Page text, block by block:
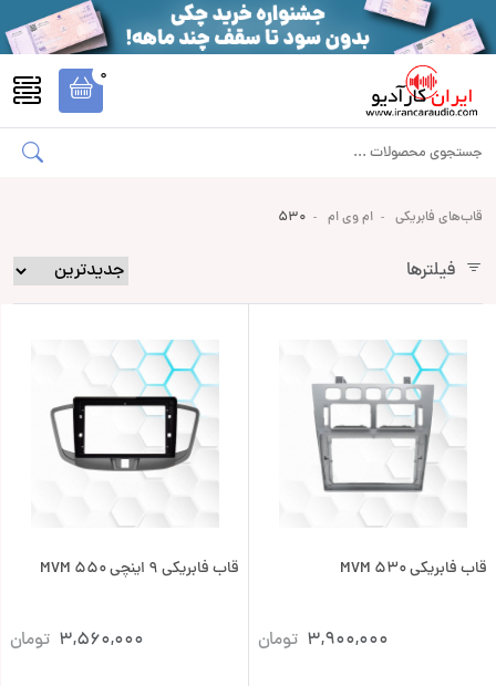
0
قاب‌های فابریکی ام وی ام 530
فیلترها
قاب فابریکی 530 MVM
3,900,000 تومان
قاب فابریکی 9 اینچی 550 MVM
3,560,000 تومان